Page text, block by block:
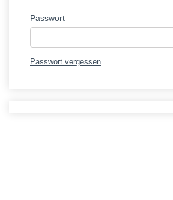
Passwort
Passwort vergessen